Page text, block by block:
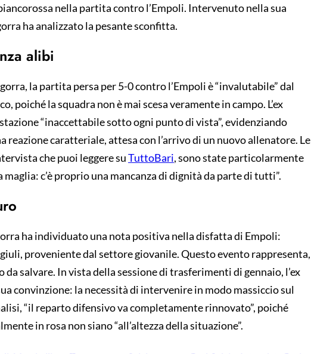
nella partita contro l’Empoli. Intervenuto nella sua
ha analizzato la pesante sconfitta.
alibi
la partita persa per 5-0 contro l’Empoli è “invalutabile” dal
poiché la squadra non è mai scesa veramente in campo. L’ex
“inaccettabile sotto ogni punto di vista”, evidenziando
reazione caratteriale, attesa con l’arrivo di un nuovo allenatore. Le
che puoi leggere suTuttoBari, sono state particolarmente
c’è proprio una mancanza di dignità da parte di tutti”.
ha individuato una nota positiva nella disfatta di Empoli:
proveniente dal settore giovanile. Questo evento rappresenta,
da salvare. In vista della sessione di trasferimenti di gennaio, l’ex
convinzione: la necessità di intervenire in modo massiccio sul
“il reparto difensivo va completamente rinnovato”, poiché
in rosa non siano “all’altezza della situazione”.